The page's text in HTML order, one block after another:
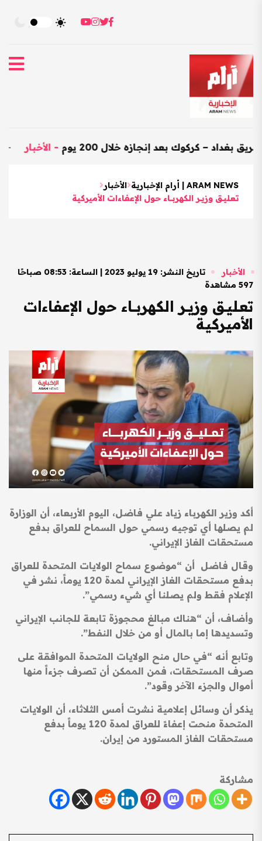
العراق - – كركوك بعد إنجازه خلال 200 يوم - الأخبار
ARAM NEWS | أرام الإخبارية
الأخبار
تعـليــق وزيــر الكهربـــاء حول الإعفاءات الأميركية
الأخبار
تاريخ النشر: 19 يوليو 2023 | الساعة: 08:53 صباحًا
597 مشاهدة
تعـليــق وزيــر الكهربـــاء حول الإعفاءات
الأميركية
أكد وزير الكهرباء زياد علي فاضل، اليوم الأربعاء، أن الوزارة
لم يصلها أي توجيه رسمي حول السماح للعراق بدفع
مستحقات الغاز الإيراني.
وقال فاضل أن “موضوع سماح الولايات المتحدة للعراق
بدفع مستحقات الغاز الإيراني لمدة 120 يوماً، نشر في
الإعلام فقط ولم يصلنا أي شيء رسمي”.
وأضاف، أن “هناك مبالغ محجوزة تابعة للجانب الإيراني
وتسديدها إما بالمال أو من خلال النفط”.
وتابع أنه “في حال منح الولايات المتحدة الموافقة على
صرف المستحقات، فمن الممكن أن تصرف جزءاً منها
أموال والجزء الآخر وقود”.
يذكر أن وسائل إعلامية نشرت أمس الثلاثاء، أن الولايات
المتحدة منحت إعفاءً للعراق لمدة 120 يوماً بدفع
مستحقات الغاز المستورد من إيران.
مشاركة